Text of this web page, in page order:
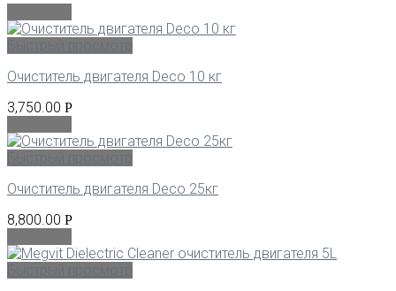
Очиститель двигателя Deco 10 кг
3,750.00 Р
Очиститель двигателя Deco 25кг
8,800.00 Р